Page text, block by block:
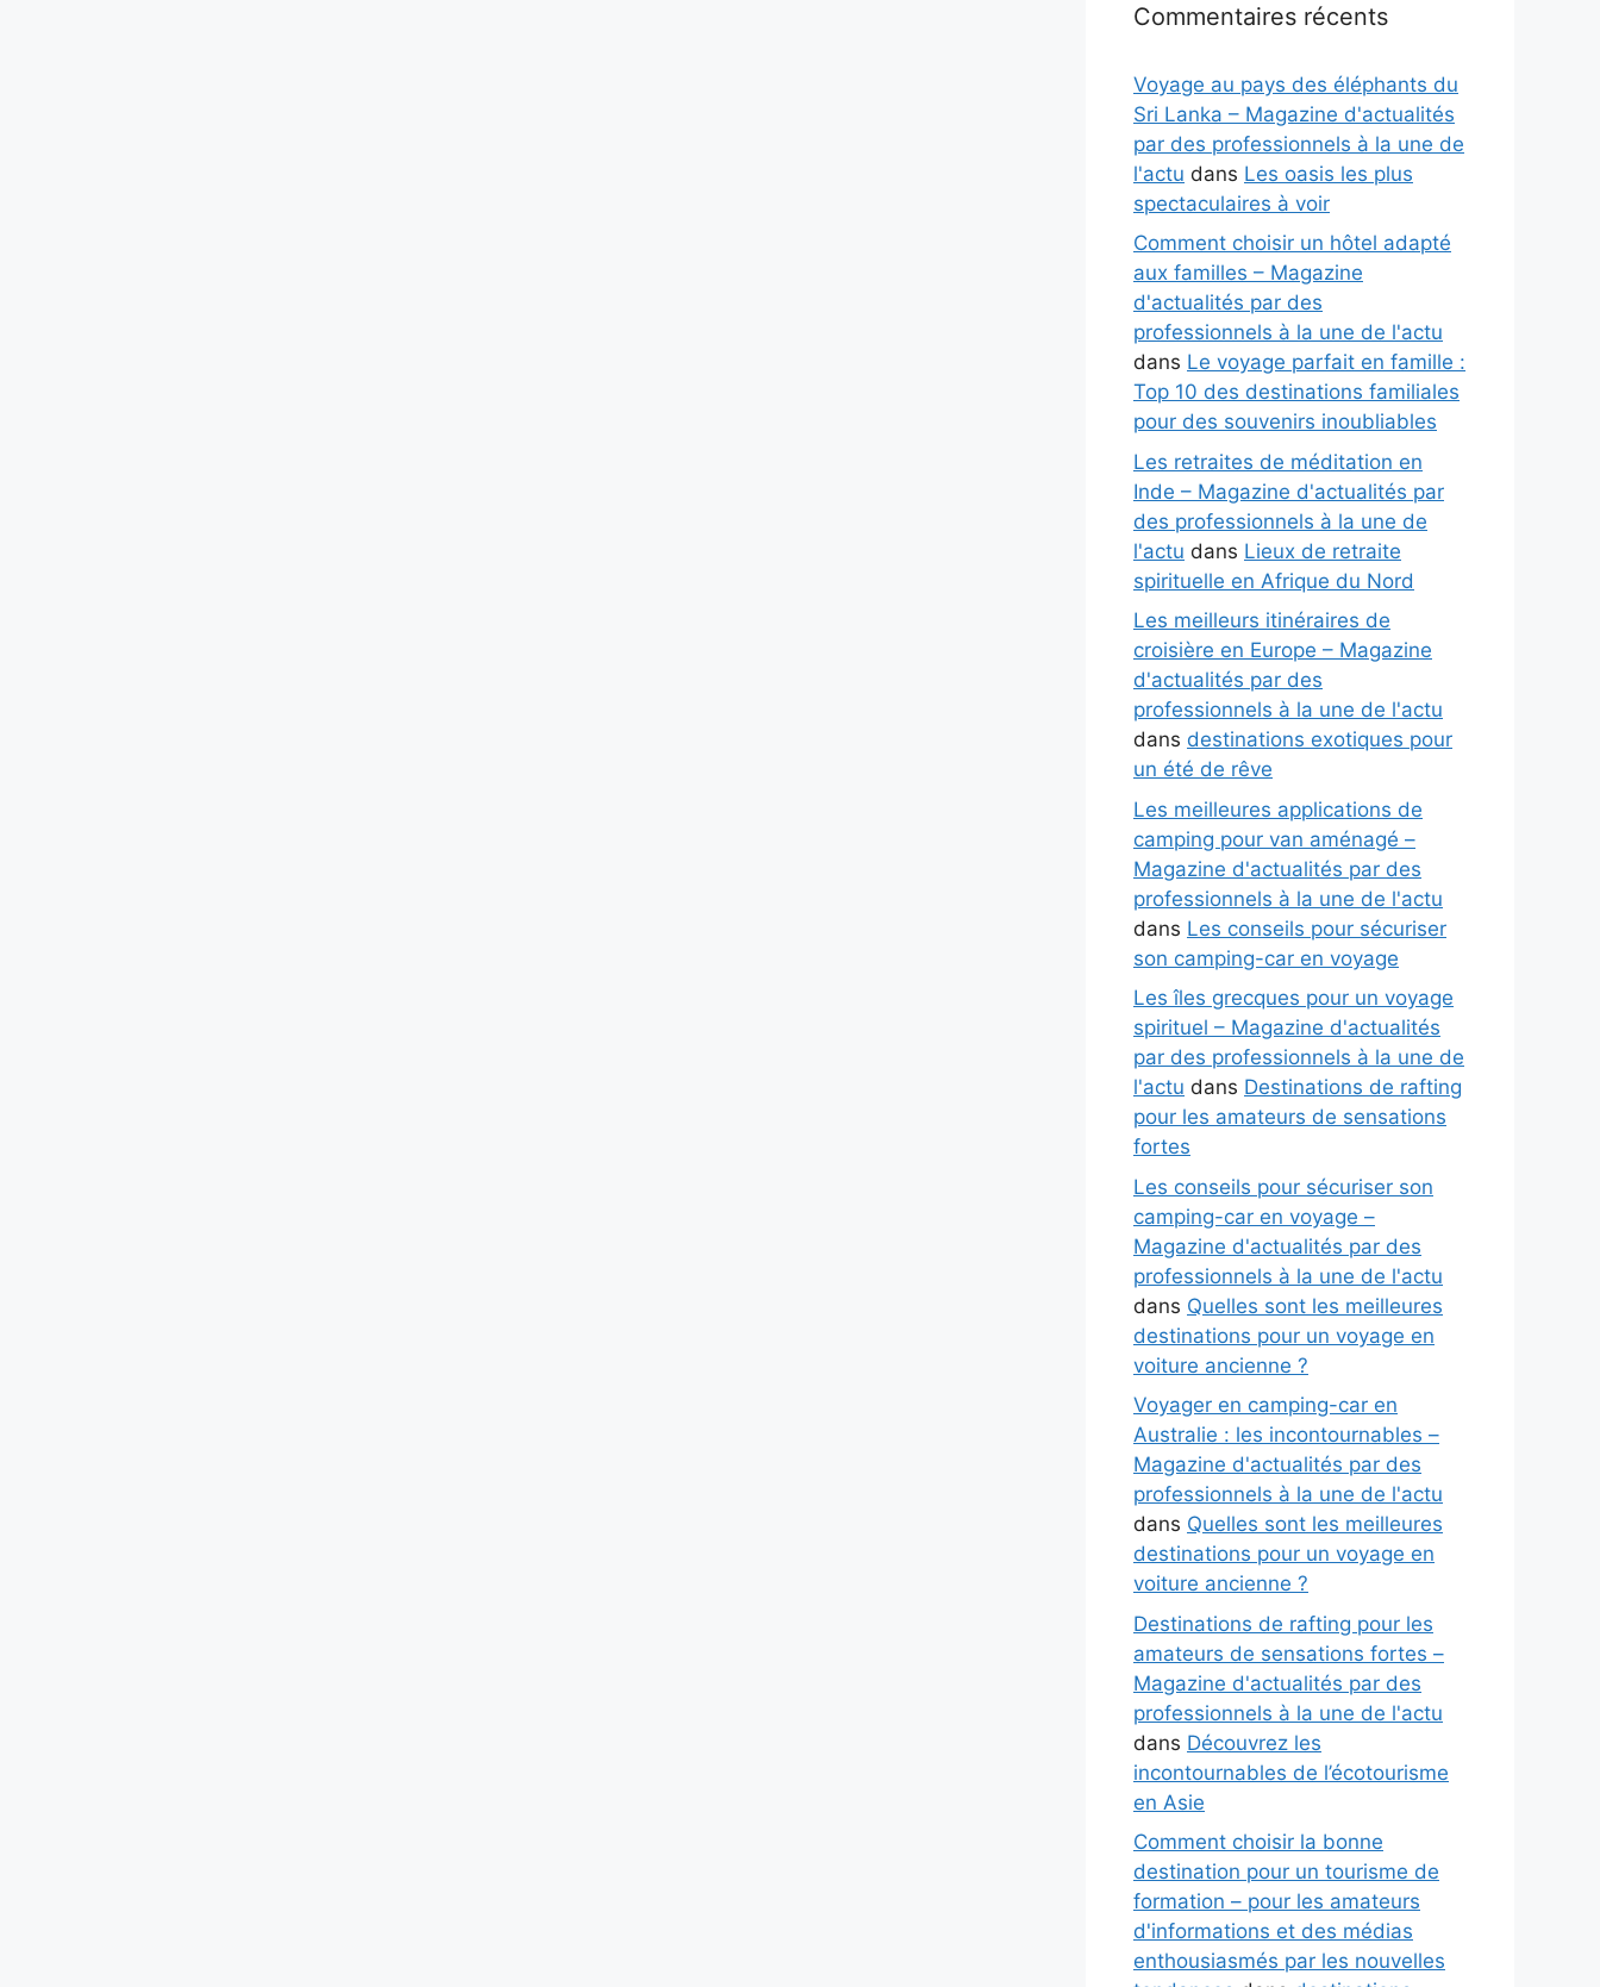
Commentaires récents
Voyage au pays des éléphants du
Sri Lanka – Magazine d'actualités
par des professionnels à la une de
l'actu dans Les oasis les plus
spectaculaires à voir
Comment choisir un hôtel adapté
aux familles – Magazine
d'actualités par des
professionnels à la une de l'actu
dans Le voyage parfait en famille :
Top 10 des destinations familiales
pour des souvenirs inoubliables
Les retraites de méditation en
Inde – Magazine d'actualités par
des professionnels à la une de
l'actu dans Lieux de retraite
spirituelle en Afrique du Nord
Les meilleurs itinéraires de
croisière en Europe – Magazine
d'actualités par des
professionnels à la une de l'actu
dans destinations exotiques pour
un été de rêve
Les meilleures applications de
camping pour van aménagé –
Magazine d'actualités par des
professionnels à la une de l'actu
dans Les conseils pour sécuriser
son camping-car en voyage
Les îles grecques pour un voyage
spirituel – Magazine d'actualités
par des professionnels à la une de
l'actu dans Destinations de rafting
pour les amateurs de sensations
fortes
Les conseils pour sécuriser son
camping-car en voyage –
Magazine d'actualités par des
professionnels à la une de l'actu
dans Quelles sont les meilleures
destinations pour un voyage en
voiture ancienne ?
Voyager en camping-car en
Australie : les incontournables –
Magazine d'actualités par des
professionnels à la une de l'actu
dans Quelles sont les meilleures
destinations pour un voyage en
voiture ancienne ?
Destinations de rafting pour les
amateurs de sensations fortes –
Magazine d'actualités par des
professionnels à la une de l'actu
dans Découvrez les
incontournables de l’écotourisme
en Asie
Comment choisir la bonne
destination pour un tourisme de
formation – pour les amateurs
d'informations et des médias
enthousiasmés par les nouvelles